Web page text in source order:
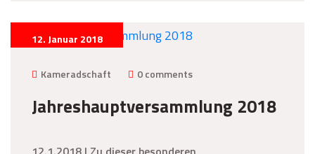
12. Januar 2018
Kameradschaft 0 comments
Jahreshauptversammlung 2018